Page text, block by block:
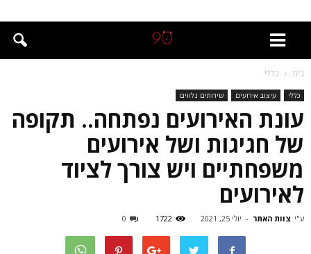
בית כללי
כללי עיצוב אירועים שירותים נלווים
עונת האירועים נפתחה.. תקופה
של חגיגות ושל אירועים
משפחתיים ויש צורך לציוד
לאירועים
ע"י צוות האתר - יולי 25, 2021 1722
0